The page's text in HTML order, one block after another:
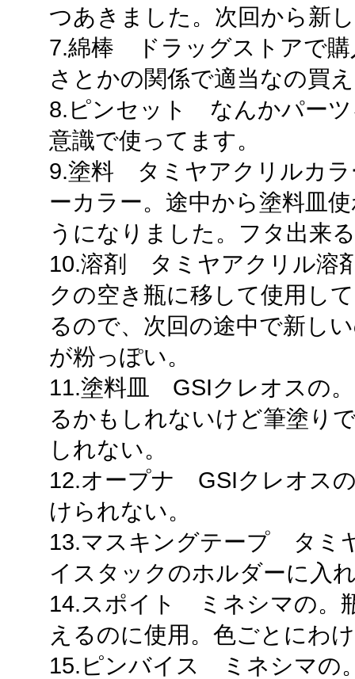
つあきました。次回から新
7.綿棒 ドラッグストアで購
さとかの関係で適当なの買
8.ピンセット なんかパーツ
意識で使ってます。
9.塗料 タミヤアクリルカラ
ーカラー。途中から塗料皿
うになりました。フタ出来
10.溶剤 タミヤアクリル溶
クの空き瓶に移して使用し
るので、次回の途中で新し
が粉っぽい。
11.塗料皿 GSIクレオスの
るかもしれないけど筆塗り
しれない。
12.オープナ GSIクレオス
けられない。
13.マスキングテープ タミ
イスタックのホルダーに入
14.スポイト ミネシマの。
えるのに使用。色ごとにわ
15.ピンバイス ミネシマの